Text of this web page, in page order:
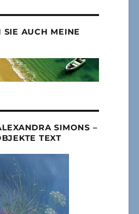
SIE AUCH MEINE
SIMONS –
TEXT